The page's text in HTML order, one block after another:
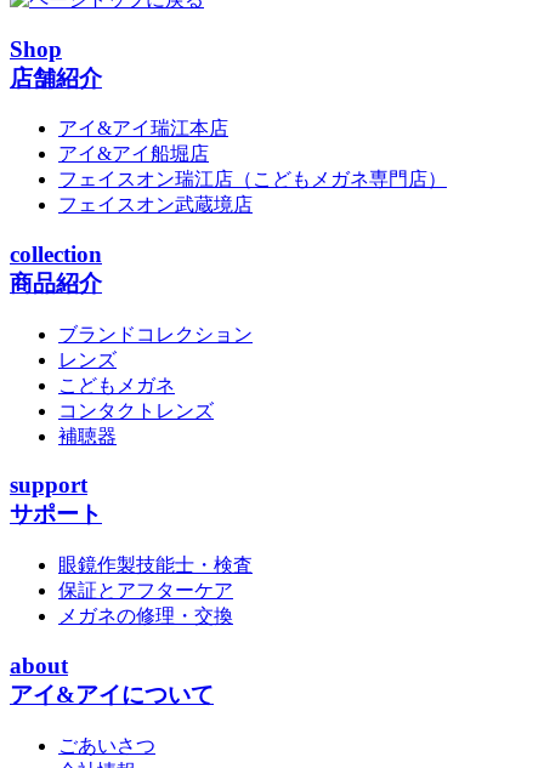
Shop
店舗紹介
アイ&アイ瑞江本店
アイ&アイ船堀店
フェイスオン瑞江店 （こどもメガネ専門店）
フェイスオン武蔵境店
collection
商品紹介
ブランドコレクション
レンズ
こどもメガネ
コンタクトレンズ
補聴器
support
サポート
眼鏡作製技能士・検査
保証とアフターケア
メガネの修理・交換
about
アイ&アイについて
ごあいさつ